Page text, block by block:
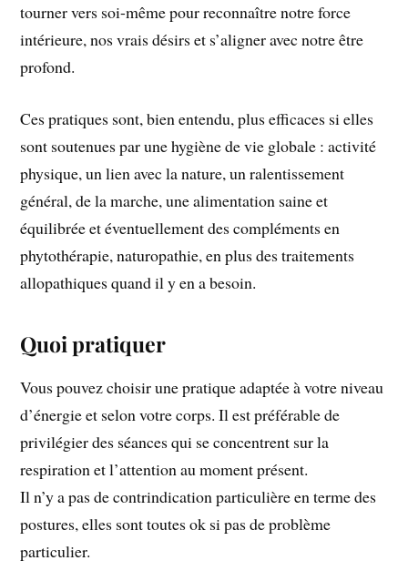
tourner vers soi-même pour reconnaître notre force
intérieure, nos vrais désirs et s’aligner avec notre être
profond.
Ces pratiques sont, bien entendu, plus efficaces si elles
sont soutenues par une hygiène de vie globale : activité
physique, un lien avec la nature, un ralentissement
général, de la marche, une alimentation saine et
équilibrée et éventuellement des compléments en
phytothérapie, naturopathie, en plus des traitements
allopathiques quand il y en a besoin.
Quoi pratiquer
Vous pouvez choisir une pratique adaptée à votre niveau
d’énergie et selon votre corps. Il est préférable de
privilégier des séances qui se concentrent sur la
respiration et l’attention au moment présent.
Il n’y a pas de contrindication particulière en terme des
postures, elles sont toutes ok si pas de problème
particulier.